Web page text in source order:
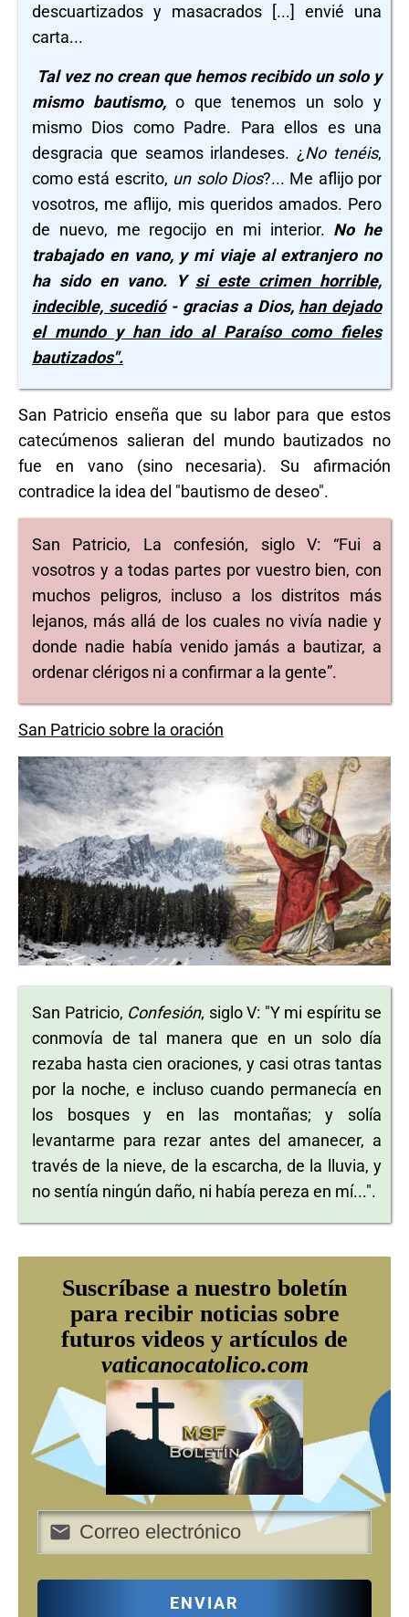
descuartizados y masacrados [...] envié una
carta...
Tal vez no crean que hemos recibido un solo y
mismo bautismo,o que tenemos un solo y
mismo Dios como Padre. Para ellos es una
desgracia que seamos irlandeses. ¿No tenéis,
como está escrito, un solo Dios?... Me aflijo por
vosotros, me aflijo, mis queridos amados. Pero
de nuevo, me regocijo en mi interior. No he
trabajado en vano, y mi viaje al extranjero no
ha sido en vano. Y si este crimen horrible,
indecible, sucedió- gracias a Dios, han dejado
el mundo y han ido al Paraíso como fieles
bautizados".
San Patricio enseña que su labor para que estos
catecúmenos salieran del mundo bautizados no
fue en vano (sino necesaria). Su afirmación
contradice la idea del "bautismo de deseo".
San Patricio, La confesión, siglo V: “Fui a
vosotros y a todas partes por vuestro bien, con
muchos peligros, incluso a los distritos más
lejanos, más allá de los cuales no vivía nadie y
donde nadie había venido jamás a bautizar, a
ordenar clérigos ni a confirmar a la gente”.
San Patricio sobre la oración
San Patricio, Confesión, siglo V: "Y mi espíritu se
conmovía de tal manera que en un solo día
rezaba hasta cien oraciones, y casi otras tantas
por la noche, e incluso cuando permanecía en
los bosques y en las montañas; y solía
levantarme para rezar antes del amanecer, a
través de la nieve, de la escarcha, de la lluvia, y
no sentía ningún daño, ni había pereza en mí...".
Suscríbase a nuestro boletín
para recibir noticias sobre
futuros videos y artículos de
vaticanocatolico.com
ENVIAR